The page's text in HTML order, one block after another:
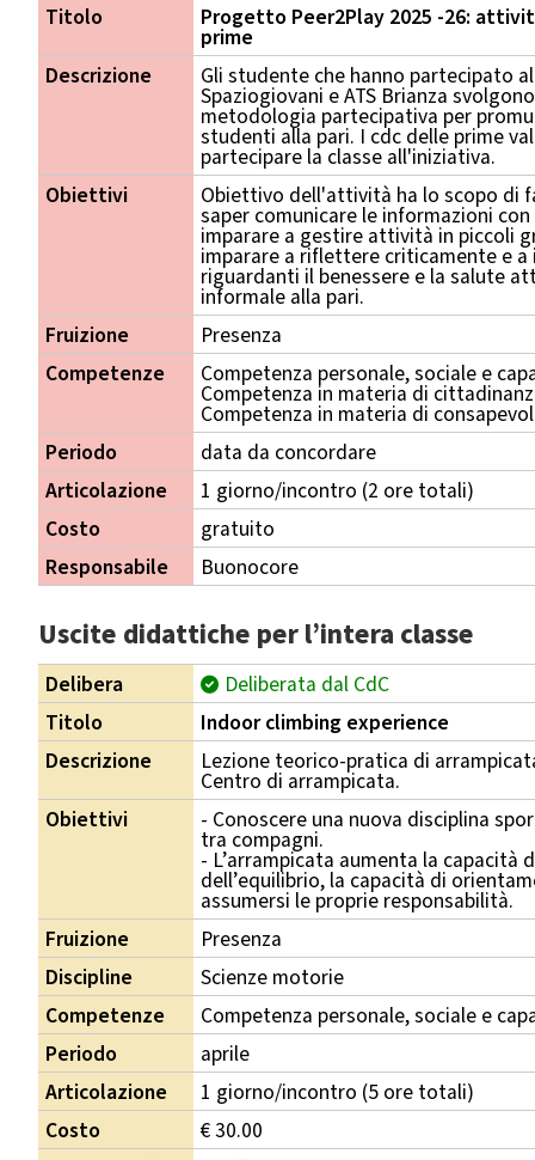
Titolo
Progetto Peer2Play 2025 -26:
prime
Descrizione
Gli studente che hanno partecipato
Spaziogiovani e ATS Brianza
metodologia partecipativa per
studenti alla pari. I cdc delle prime
partecipare la classe all'iniziativa.
Obiettivi
Obiettivo dell'attività ha lo scopo di
saper comunicare le informazioni
imparare a gestire attività in piccoli
imparare a riflettere criticamente e
riguardanti il benessere e la salute
informale alla pari.
Fruizione
Presenza
Competenze
Competenza personale, sociale e
Competenza in materia di
Competenza in materia di
Periodo
data da concordare
Articolazione
1 giorno/incontro (2 ore totali)
Costo
gratuito
Responsabile
Buonocore
Uscite didattiche per l’intera classe
Delibera
Deliberata dal CdC
Titolo
Indoor climbing experience
Descrizione
Lezione teorico-pratica di
Centro di arrampicata.
Obiettivi
- Conoscere una nuova disciplina
tra compagni.
- L’arrampicata aumenta la capacità
dell’equilibrio, la capacità di
assumersi le proprie responsabilità.
Fruizione
Presenza
Discipline
Scienze motorie
Competenze
Competenza personale, sociale e
Periodo
aprile
Articolazione
1 giorno/incontro (5 ore totali)
Costo
€ 30.00